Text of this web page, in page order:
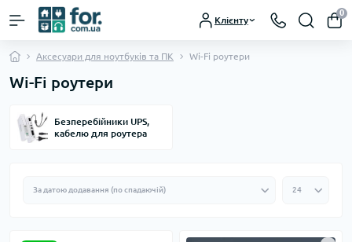
Клієнту
0
Аксесуари для ноутбуків та ПК Wi-Fi роутери
Wi-Fi роутери
Безперебійники UPS,
кабелю для роутера